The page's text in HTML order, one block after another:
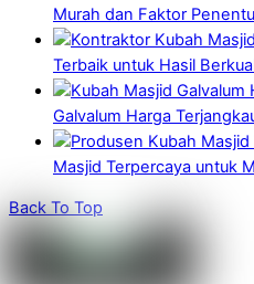
Murah dan Faktor
Terbaik untuk Hasil
Galvalum Harga
Masjid Terpercaya untuk
Back To Top